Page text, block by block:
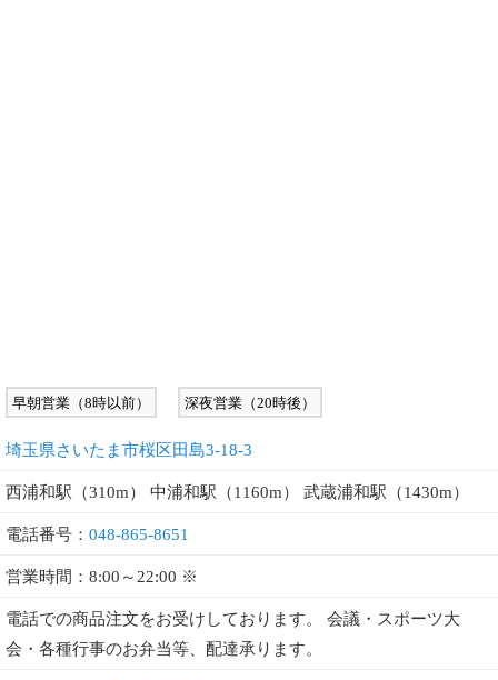
早朝営業（8時以前） 深夜営業（20時後）
埼玉県さいたま市桜区田島3-18-3
西浦和駅（310m） 中浦和駅（1160m） 武蔵浦和駅（1430m）
電話番号： 048-865-8651
営業時間：8:00～22:00 ※
電話での商品注文をお受けしております。 会議・スポーツ大
会・各種行事のお弁当等、配達承ります。